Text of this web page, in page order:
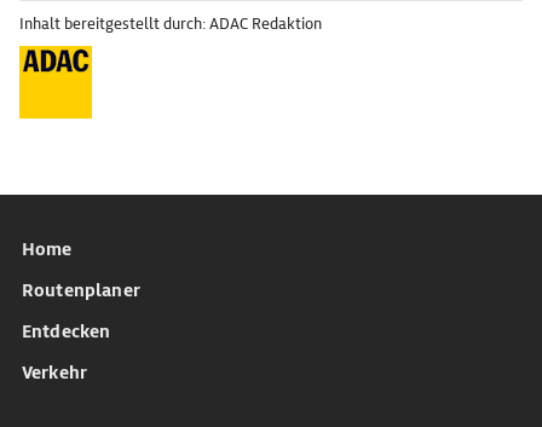
Inhalt bereitgestellt durch: ADAC Redaktion
Home
Routenplaner
Entdecken
Verkehr